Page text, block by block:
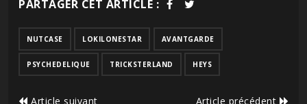
PARTAGER CET ARTICLE :
NUTCASE LOKILONESTAR AVANTGARDE
PSYCHEDELIQUE TRICKSTERLAND HEYS
Article suivant Article précédent